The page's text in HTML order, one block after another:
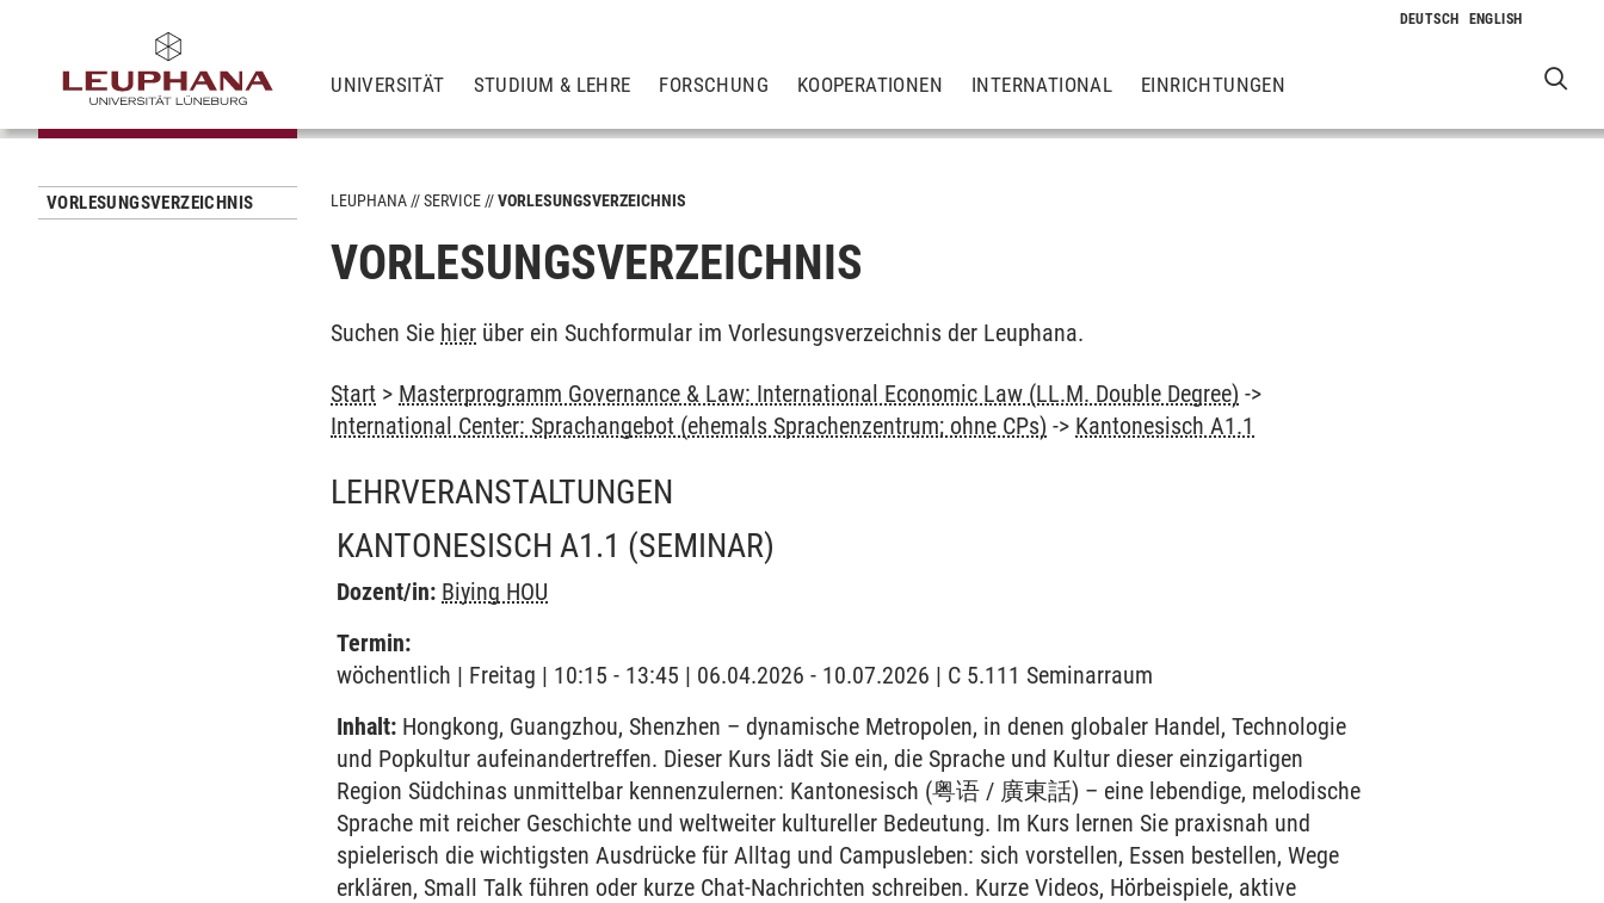
UNIVERSITÄT STUDIUM & LEHRE FORSCHUNG KOOPERATIONEN INTERNATIONAL EINRICHTUNGEN
VORLESUNGSVERZEICHNIS LEUPHANA SERVICE VORLESUNGSVERZEICHNIS
VORLESUNGSVERZEICHNIS
Suchen Sie hier über ein Suchformular im Vorlesungsverzeichnis der Leuphana.
Start > Masterprogramm Governance & Law: International Economic Law (LL.M. Double Degree) ->
International Center: Sprachangebot (ehemals Sprachenzentrum; ohne CPs) -> Kantonesisch A1.1
LEHRVERANSTALTUNGEN
KANTONESISCH A1.1 (SEMINAR)
Dozent/in: Biying HOU
Termin:
wöchentlich | Freitag | 10:15 - 13:45 | 06.04.2026 - 10.07.2026 | C 5.111 Seminarraum
Inhalt: Hongkong, Guangzhou, Shenzhen – dynamische Metropolen, in denen globaler Handel, Technologie
und Popkultur aufeinandertreffen. Dieser Kurs lädt Sie ein, die Sprache und Kultur dieser einzigartigen
Region Südchinas unmittelbar kennenzulernen: Kantonesisch (粤语 / 廣東話) – eine lebendige, melodische
Sprache mit reicher Geschichte und weltweiter kultureller Bedeutung. Im Kurs lernen Sie praxisnah und
spielerisch die wichtigsten Ausdrücke für Alltag und Campusleben: sich vorstellen, Essen bestellen, Wege
erklären, Small Talk führen oder kurze Chat-Nachrichten schreiben. Kurze Videos, Hörbeispiele, aktive